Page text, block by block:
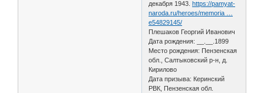
декабря 1943.https://pamyat-
naroda.ru/heroes/memoria …
e54829145/
Плешаков Георгий Иванович
Дата рождения: __.__.1899
Место рождения: Пензенская
обл., Салтыковский р-н, д.
Кирилово
Дата призыва: Керинский
РВК, Пензенская обл.